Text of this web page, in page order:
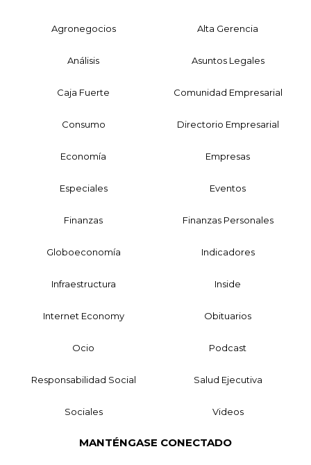
Agronegocios Alta Gerencia
Análisis Asuntos Legales
Caja Fuerte Comunidad Empresarial
Consumo Directorio Empresarial
Economía Empresas
Especiales Eventos
Finanzas Finanzas Personales
Globoeconomía Indicadores
Infraestructura Inside
Internet Economy Obituarios
Ocio Podcast
Responsabilidad Social Salud Ejecutiva
Sociales Videos
MANTÉNGASE CONECTADO